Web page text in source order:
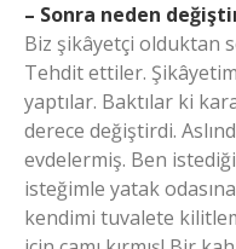
– Sonra neden
Biz şikâyetçi olduktan
Tehdit ettiler.
yaptılar. Baktılar ki
derece değiştirdi.
evdelermiş. Ben
isteğimle yatak
kendimi tuvalete